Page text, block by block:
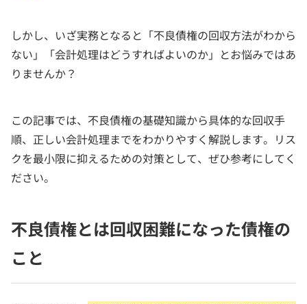
しかし、いざ実務となると「不良債権の回収方法がわから
ない」「会計処理はどうすればよいのか」とお悩みではあ
りませんか？
この記事では、不良債権の基礎知識から具体的な回収手
順、正しい会計処理までをわかりやすく解説します。リス
クを最小限に抑えるための対策として、ぜひ参考にしてく
ださい。
不良債権とは回収困難になった債権の
こと